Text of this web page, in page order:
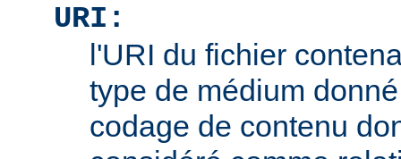
URI:
l'URI du fichier
type de médium
codage de contenu